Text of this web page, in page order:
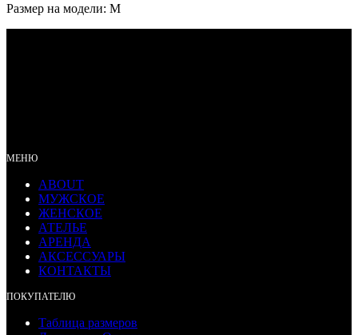
Размер на модели: M
МЕНЮ
ABOUT
МУЖСКОЕ
ЖЕНСКОЕ
АТЕЛЬЕ
АРЕНДА
АКСЕССУАРЫ
КОНТАКТЫ
ПОКУПАТЕЛЮ
Таблица размеров